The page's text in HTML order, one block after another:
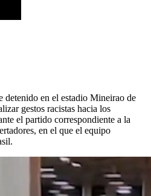
detenido en el estadio Mineirao de
gestos racistas hacia los
el partido correspondiente a la
en el que el equipo